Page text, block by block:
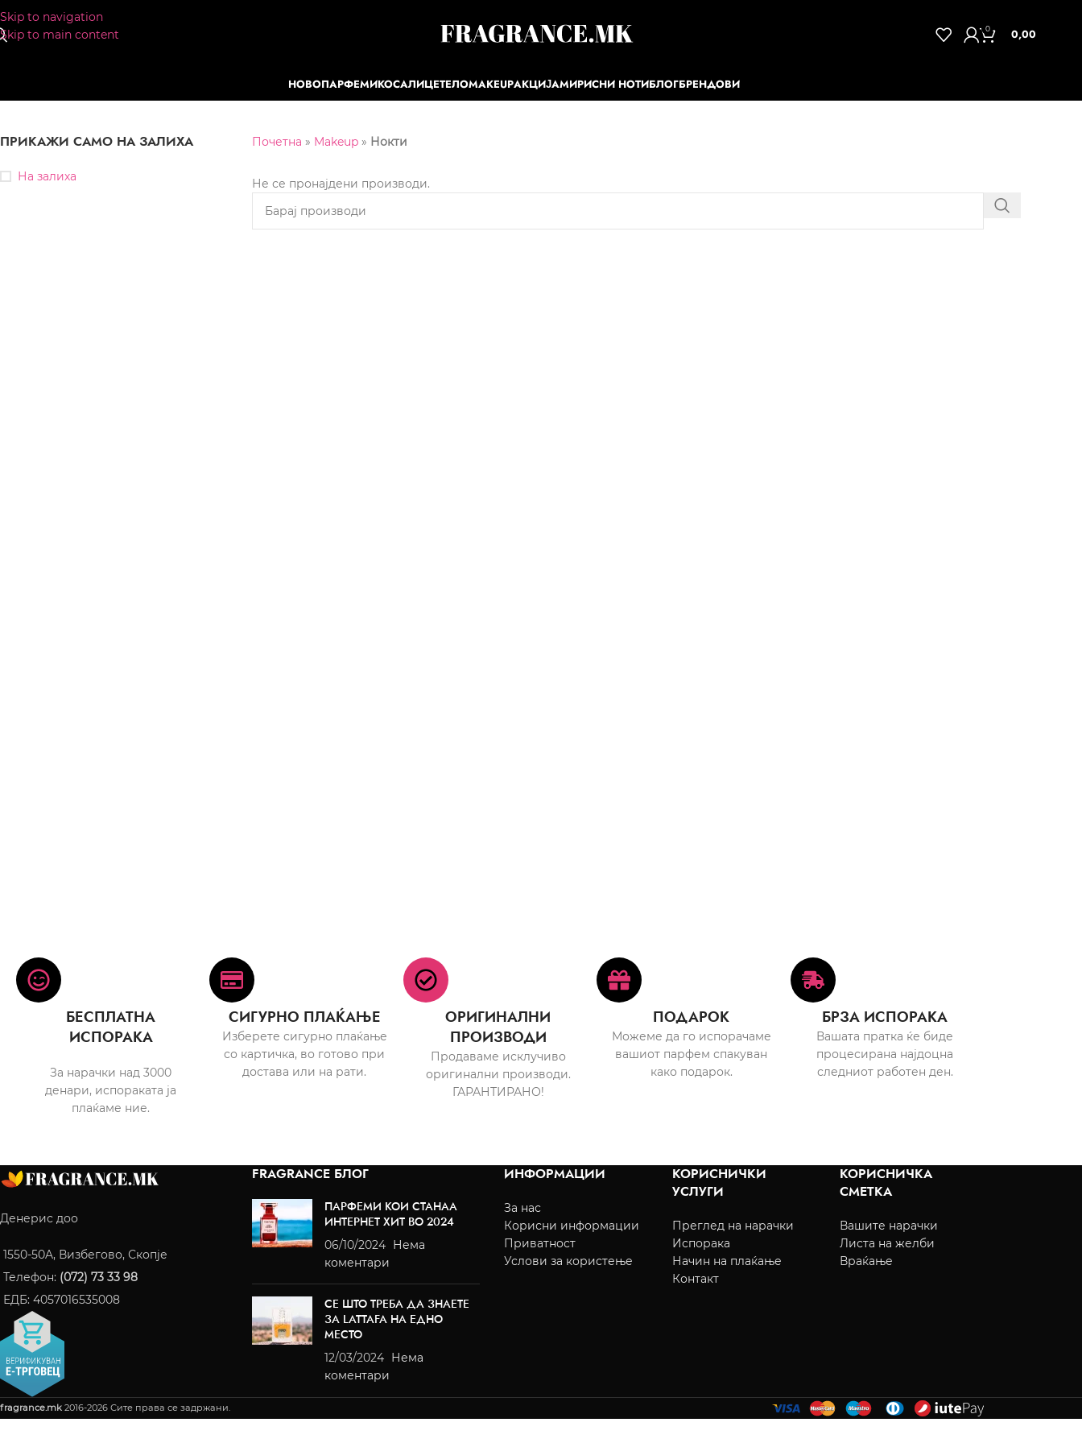
Skip to navigation
Skip to main content
0 0,00
НОВОПАРФЕМИКОСАЛИЦЕТЕЛОMAKEUPАКЦИЈАМИРИСНИ НОТИБЛОГБРЕНДОВИ
ПРИКАЖИ САМО НА ЗАЛИХА
На залиха
Почетна » Makeup» Нокти
Не се пронајдени производи.
БЕСПЛАТНА
ИСПОРАКА
За нарачки над 3000
денари, испораката ја
плаќаме ние.
СИГУРНО ПЛАЌАЊЕ
Изберете сигурно плаќање
со картичка, во готово при
достава или на рати.
ОРИГИНАЛНИ
ПРОИЗВОДИ
Продаваме исклучиво
оригинални производи.
ГАРАНТИРАНО!
ПОДАРОК
Можеме да го испорачаме
вашиот парфем спакуван
како подарок.
БРЗА ИСПОРАКА
Вашата пратка ќе биде
процесирана најдоцна
следниот работен ден.
Денерис доо
1550-50A, Визбегово, Скопје
Телефон: (072) 73 33 98
ЕДБ: 4057016535008
FRAGRANCE БЛОГ
ПАРФЕМИ КОИ СТАНАА
ИНТЕРНЕТ ХИТ ВО 2024
06/10/2024 Нема
коментари
СЕ ШТО ТРЕБА ДА ЗНАЕТЕ
ЗА LATTAFA НА ЕДНО
МЕСТО
12/03/2024 Нема
коментари
ИНФОРМАЦИИ
За нас
Корисни информации
Приватност
Услови за користење
КОРИСНИЧКИ
УСЛУГИ
Преглед на нарачки
Испорака
Начин на плаќање
Контакт
КОРИСНИЧКА
СМЕТКА
Вашите нарачки
Листа на желби
Враќање
fragrance.mk 2016-2026 Сите права се задржани.